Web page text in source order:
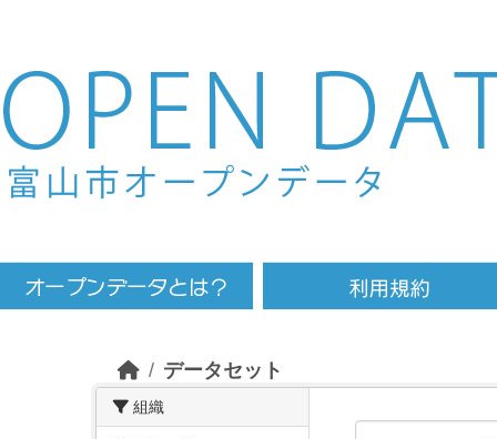
Skip to main content
データセット
組織